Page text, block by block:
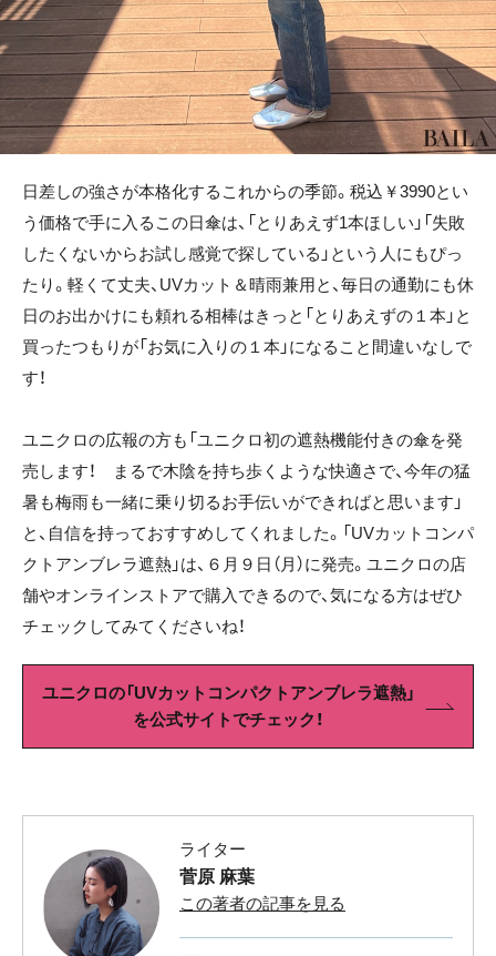
日差しの強さが本格化するこれからの季節。税込￥3990とい
う価格で手に入るこの日傘は、「とりあえず1本ほしい」「失敗
したくないからお試し感覚で探している」という人にもぴっ
たり。軽くて丈夫、UVカット＆晴雨兼用と、毎日の通勤にも休
日のお出かけにも頼れる相棒はきっと「とりあえずの１本」と
買ったつもりが「お気に入りの１本」になること間違いなしで
す！
ユニクロの広報の方も「ユニクロ初の遮熱機能付きの傘を発
売します！ まるで木陰を持ち歩くような快適さで、今年の猛
暑も梅雨も一緒に乗り切るお手伝いができればと思います」
と、自信を持っておすすめしてくれました。「UVカットコンパ
クトアンブレラ遮熱」は、６月９日（月）に発売。ユニクロの店
舗やオンラインストアで購入できるので、気になる方はぜひ
チェックしてみてくださいね！
ユニクロの「UVカットコンパクトアンブレラ遮熱」
を公式サイトでチェック！
ライター
菅原 麻葉
この著者の記事を見る